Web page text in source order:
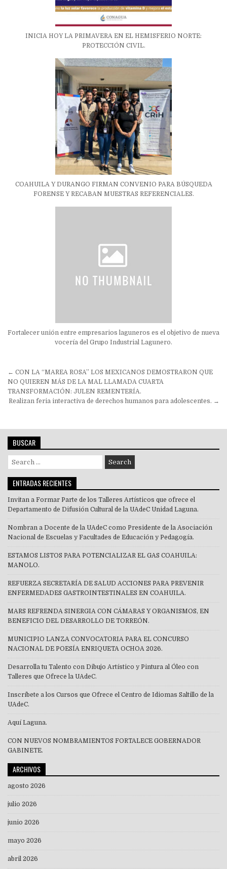
INICIA HOY LA PRIMAVERA EN EL HEMISFERIO NORTE:
PROTECCIÓN CIVIL.
COAHUILA Y DURANGO FIRMAN CONVENIO PARA BÚSQUEDA
FORENSE Y RECABAN MUESTRAS REFERENCIALES.
Fortalecer unión entre empresarios laguneros es el objetivo de nueva
vocería del Grupo Industrial Lagunero.
Navegación
de
entradas
← CON LA “MAREA ROSA” LOS MEXICANOS DEMOSTRARON QUE
NO QUIEREN MÁS DE LA MAL LLAMADA CUARTA
TRANSFORMACIÓN: JULEN REMENTERÍA.
Realizan feria interactiva de derechos humanos para adolescentes. →
BUSCAR
Search
for:
ENTRADAS RECIENTES
Invitan a Formar Parte de los Talleres Artísticos que ofrece el
Departamento de Difusión Cultural de la UAdeC Unidad Laguna.
Nombran a Docente de la UAdeC como Presidente de la Asociación
Nacional de Escuelas y Facultades de Educación y Pedagogía.
ESTAMOS LISTOS PARA POTENCIALIZAR EL GAS COAHUILA:
MANOLO.
REFUERZA SECRETARÍA DE SALUD ACCIONES PARA PREVENIR
ENFERMEDADES GASTROINTESTINALES EN COAHUILA.
MARS REFRENDA SINERGIA CON CÁMARAS Y ORGANISMOS, EN
BENEFICIO DEL DESARROLLO DE TORREÓN.
MUNICIPIO LANZA CONVOCATORIA PARA EL CONCURSO
NACIONAL DE POESÍA ENRIQUETA OCHOA 2026.
Desarrolla tu Talento con Dibujo Artístico y Pintura al Óleo con
Talleres que Ofrece la UAdeC.
Inscríbete a los Cursos que Ofrece el Centro de Idiomas Saltillo de la
UAdeC.
Aquí Laguna.
CON NUEVOS NOMBRAMIENTOS FORTALECE GOBERNADOR
GABINETE.
ARCHIVOS
agosto 2026
julio 2026
junio 2026
mayo 2026
abril 2026